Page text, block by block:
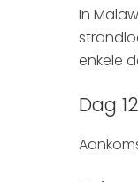
In
enkele
Dag 12